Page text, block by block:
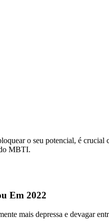
o seu potencial, é crucial
MBTI.
Em 2022
mais depressa e devagar